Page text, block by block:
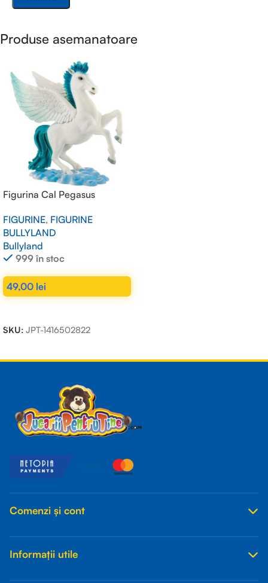
Produse asemanatoare
Figurina Cal Pegasus
FIGURINE, FIGURINE
BULLYLAND
Bullyland
999 în stoc
49,00 lei
SKU: JPT-1416502822
Comenzi și cont
Informații utile